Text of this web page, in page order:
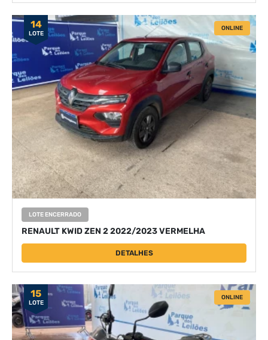
14
LOTE
ONLINE
LOTE ENCERRADO
RENAULT KWID ZEN 2 2022/2023 VERMELHA
DETALHES
15
LOTE
ONLINE